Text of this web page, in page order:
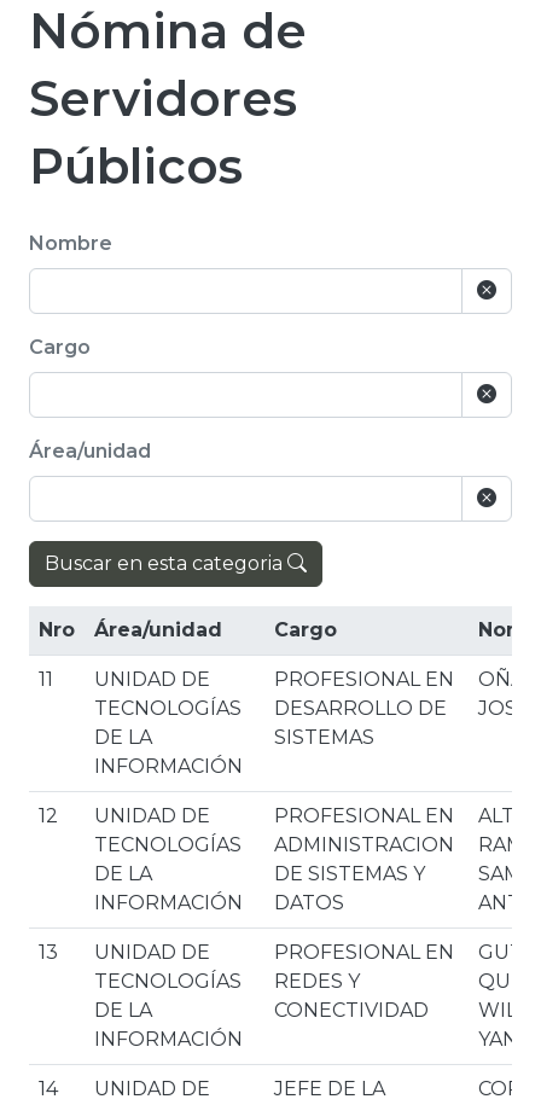
Nómina de
Servidores
Públicos
Nombre
Cargo
Área/unidad
Buscar en esta categoria
Nro Área/unidad Cargo
11
UNIDAD DE
TECNOLOGÍAS
DE LA
INFORMACIÓN
PROFESIONAL EN
DESARROLLO DE
SISTEMAS
OÑA
JOSE
12
UNIDAD DE
TECNOLOGÍAS
DE LA
INFORMACIÓN
PROFESIONAL EN
ADMINISTRACION
DE SISTEMAS Y
DATOS
13
UNIDAD DE
TECNOLOGÍAS
DE LA
INFORMACIÓN
PROFESIONAL EN
REDES Y
CONECTIVIDAD
YANN
14
UNIDAD DE
JEFE DE LA